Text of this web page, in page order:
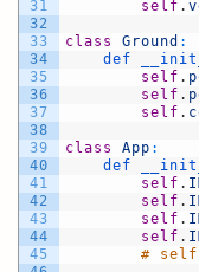
31
32
33
34
35
36
37
38
39
40
41
42
43
44
45
self .
class Ground :
def
self .
self .
self .
class App :
def
self .
self .
self .
self .
#